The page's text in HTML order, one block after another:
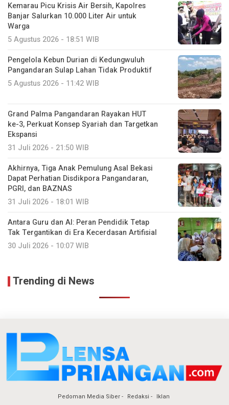
Kemarau Picu Krisis Air Bersih, Kapolres
Banjar Salurkan 10.000 Liter Air untuk
Warga
5 Agustus 2026 - 18:51 WIB
Pengelola Kebun Durian di Kedungwuluh
Pangandaran Sulap Lahan Tidak Produktif ‎
5 Agustus 2026 - 11:42 WIB
Grand Palma Pangandaran Rayakan HUT
ke-3, Perkuat Konsep Syariah dan Targetkan
Ekspansi
31 Juli 2026 - 21:50 WIB
Akhirnya, Tiga Anak Pemulung Asal Bekasi
Dapat Perhatian Disdikpora Pangandaran,
PGRI, dan BAZNAS
31 Juli 2026 - 18:01 WIB
Antara Guru dan AI: Peran Pendidik Tetap
Tak Tergantikan di Era Kecerdasan Artifisial
30 Juli 2026 - 10:07 WIB
Trending di News
Pedoman Media Siber Redaksi Iklan